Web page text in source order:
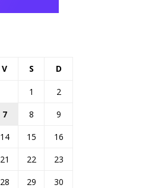
V S D
1
2
7 8
9
14 15
16
21 22
23
28 29
30